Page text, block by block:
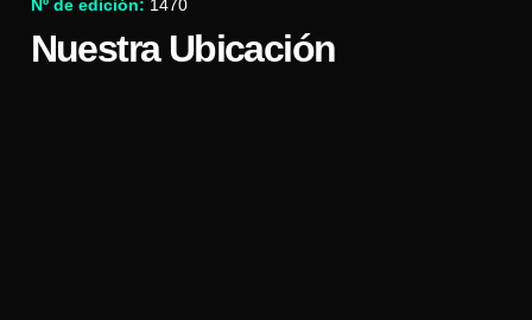
Nº de edición: 1470
Nuestra Ubicación